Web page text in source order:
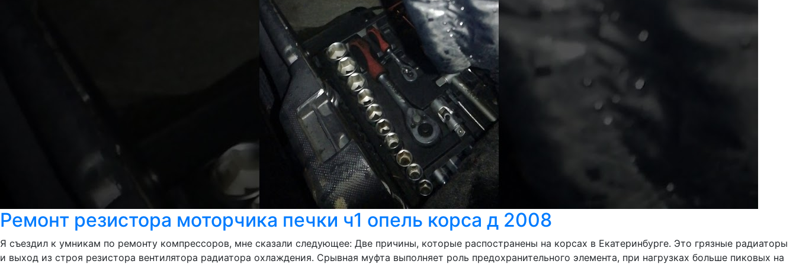
Ремонт резистора моторчика печки ч1 опель корса д 2008
Я съездил к умникам по ремонту компрессоров, мне сказали следующее: Две причины, которые распостранены на корсах в Екатеринбурге. Это грязные радиаторы
и выход из строя резистора вентилятора радиатора охлаждения. Срывная муфта выполняет роль предохранительного элемента, при нагрузках больше пиковых на